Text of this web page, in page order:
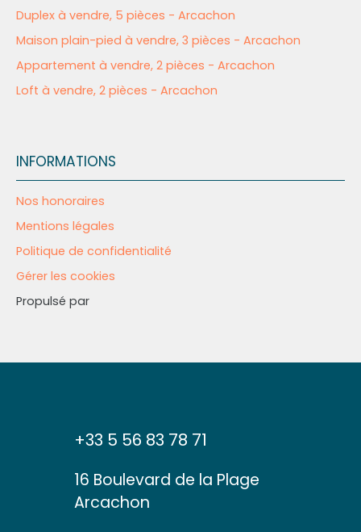
Duplex à vendre, 5 pièces - Arcachon
Maison plain-pied à vendre, 3 pièces - Arcachon
Appartement à vendre, 2 pièces - Arcachon
Loft à vendre, 2 pièces - Arcachon
INFORMATIONS
Nos honoraires
Mentions légales
Politique de confidentialité
Gérer les cookies
Propulsé par
+33 5 56 83 78 71
16 Boulevard de la Plage
Arcachon